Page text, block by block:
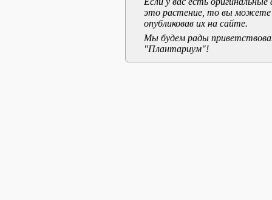
это растение, то вы можете
опубликовав их на сайте.
Мы будем рады
"Плантариум"!